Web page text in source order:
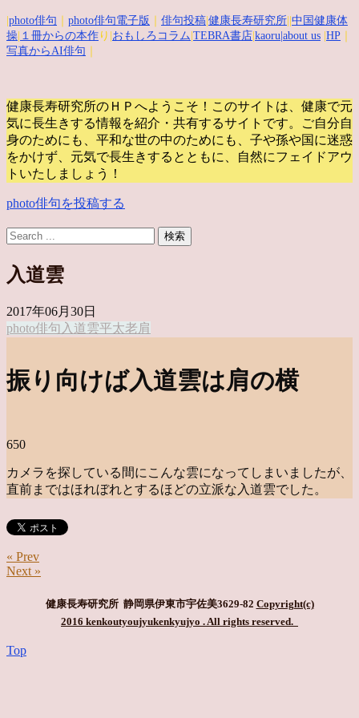
photo俳句 photo俳句電子版 俳句投稿 健康長寿研究所 中国健康体
操 １冊からの本作 り| おもしろコラム TEBRA書店 kaoru |about us HP
写真からAI俳句
健康長寿研究所のＨＰへようこそ！このサイトは、健康で元
気に長生きする情報を紹介・共有するサイトです。
ご自分自
身のためにも、平和な世の中のためにも、子や孫や国に迷惑
をかけず、元気で長生きするとともに、自然にフェイドアウ
トいたしましょう！
photo俳句を投稿する
入道雲
2017年06月30日
photo俳句 入道雲平太老肩
振り向けば入道雲は肩の横
650
カメラを探している間にこんな雲になってしまいましたが、
直前まではほれぼれとするほどの立派な入道雲でした。
« Prev
Next »
健康長寿研究所 静岡県伊東市宇佐美3629-82 Copyright(c)
2016 kenkoutyoujyukenkyujyo . All rights reserved.
Top